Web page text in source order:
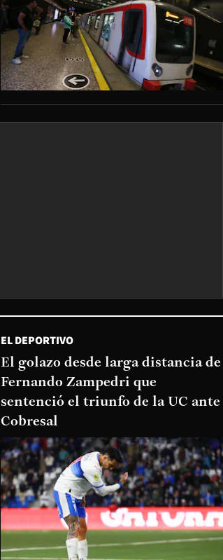
EL DEPORTIVO
El golazo desde larga distancia de
Fernando Zampedri que
sentenció el triunfo de la UC ante
Cobresal